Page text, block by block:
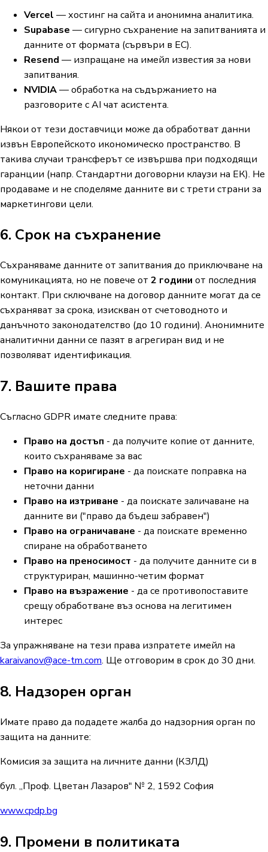
Vercel — хостинг на сайта и анонимна аналитика.
Supabase — сигурно съхранение на запитванията и
данните от формата (сървъри в ЕС).
Resend — изпращане на имейл известия за нови
запитвания.
NVIDIA— обработка на съдържанието на
разговорите с AI чат асистента.
Някои от тези доставчици може да обработват данни
извън Европейското икономическо пространство. В
такива случаи трансферът се извършва при подходящи
гаранции (напр. Стандартни договорни клаузи на ЕК). Не
продаваме и не споделяме данните ви с трети страни за
маркетингови цели.
6. Срок на съхранение
Съхраняваме данните от запитвания до приключване на
комуникацията, но не повече от 2 години от последния
контакт. При сключване на договор данните могат да се
съхраняват за срока, изискван от счетоводното и
данъчното законодателство (до 10 години). Анонимните
аналитични данни се пазят в агрегиран вид и не
позволяват идентификация.
7. Вашите права
Съгласно GDPR имате следните права:
Право на достъп - да получите копие от данните,
които съхраняваме за вас
Право на коригиране - да поискате поправка на
неточни данни
Право на изтриване - да поискате заличаване на
данните ви ("право да бъдеш забравен")
Право на ограничаване - да поискате временно
спиране на обработването
Право на преносимост - да получите данните си в
структуриран, машинно-четим формат
Право на възражение - да се противопоставите
срещу обработване въз основа на легитимен
интерес
За упражняване на тези права изпратете имейл на
karaivanov@ace-tm.com. Ще отговорим в срок до 30 дни.
8. Надзорен орган
Имате право да подадете жалба до надзорния орган по
защита на данните:
Комисия за защита на личните данни (КЗЛД)
бул. „Проф. Цветан Лазаров" № 2, 1592 София
www.cpdp.bg
9. Промени в политиката